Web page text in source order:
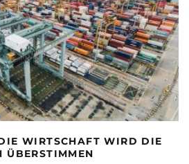
WIRTSCHAFT WIRD DIE
ÜBERSTIMMEN